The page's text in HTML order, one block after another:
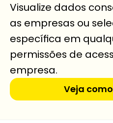
Visualize dados
as empresas ou
específica em
permissões de
empresa.
Veja